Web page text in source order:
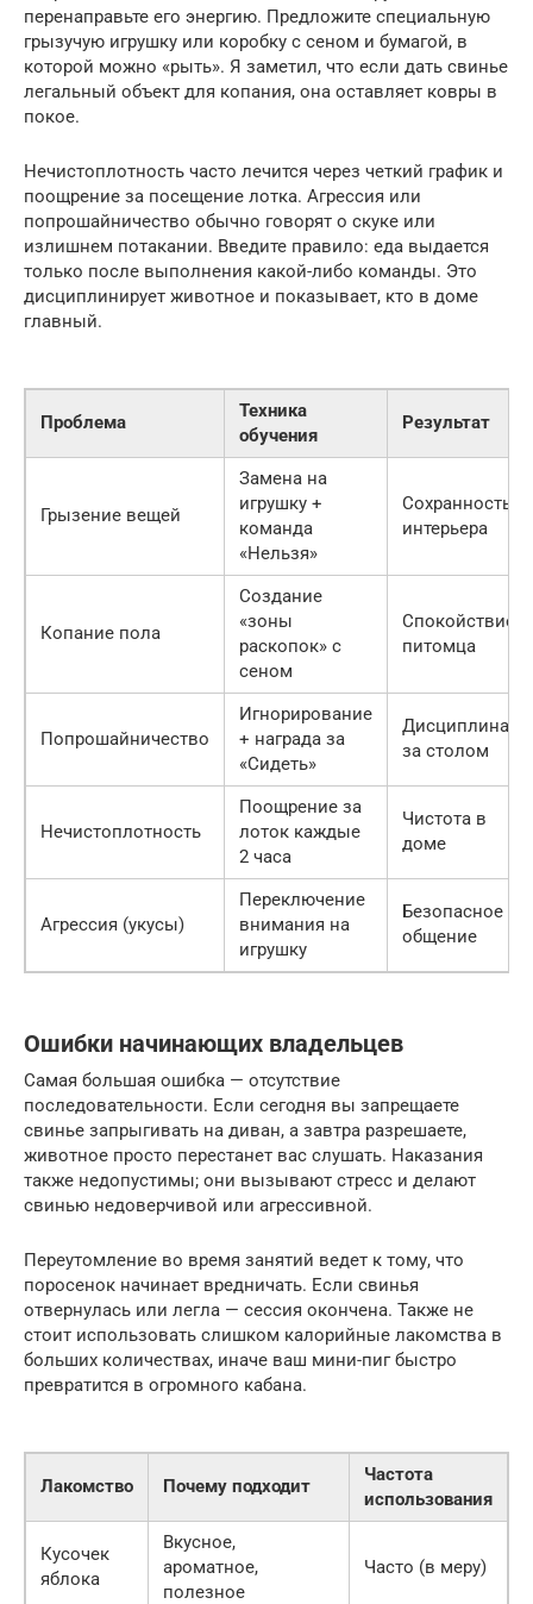
перенаправьте его энергию. Предложите специальную
грызучую игрушку или коробку с сеном и бумагой, в
которой можно «рыть». Я заметил, что если дать свинье
легальный объект для копания, она оставляет ковры в
покое.
Нечистоплотность часто лечится через четкий график и
поощрение за посещение лотка. Агрессия или
попрошайничество обычно говорят о скуке или
излишнем потакании. Введите правило: еда выдается
только после выполнения какой-либо команды. Это
дисциплинирует животное и показывает, кто в доме
главный.
Проблема
Техника
обучения
Результат
Грызение вещей
Замена на
игрушку +
команда
«Нельзя»
Сохранность
интерьера
Копание пола
Создание
«зоны
раскопок» с
сеном
Спокойствие
питомца
Попрошайничество
Игнорирование
+ награда за
«Сидеть»
Дисциплина
за столом
Нечистоплотность
Поощрение за
лоток каждые
2 часа
Чистота в
доме
Агрессия (укусы)
Переключение
внимания на
игрушку
Безопасное
общение
Ошибки начинающих владельцев
Самая большая ошибка — отсутствие
последовательности. Если сегодня вы запрещаете
свинье запрыгивать на диван, а завтра разрешаете,
животное просто перестанет вас слушать. Наказания
также недопустимы; они вызывают стресс и делают
свинью недоверчивой или агрессивной.
Переутомление во время занятий ведет к тому, что
поросенок начинает вредничать. Если свинья
отвернулась или легла — сессия окончена. Также не
стоит использовать слишком калорийные лакомства в
больших количествах, иначе ваш мини-пиг быстро
превратится в огромного кабана.
Лакомство Почему подходит
Частота
использования
Кусочек
яблока
Вкусное,
ароматное,
полезное
Часто (в меру)